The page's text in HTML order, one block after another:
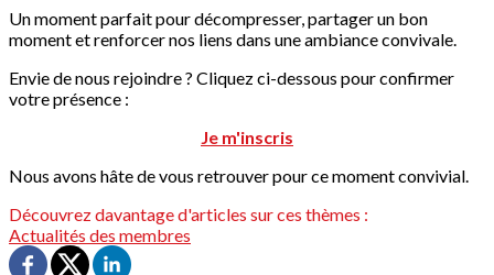
Un moment parfait pour décompresser, partager un bon
moment et renforcer nos liens dans une ambiance convivale.
Envie de nous rejoindre ? Cliquez ci-dessous pour confirmer
votre présence :
Je m'inscris
Nous avons hâte de vous retrouver pour ce moment convivial.
Découvrez davantage d'articles sur ces thèmes :
Actualités des membres